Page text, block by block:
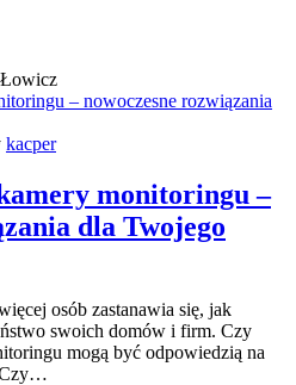
– nowoczesne rozwiązania
kacper
monitoringu –
dla Twojego
osób zastanawia się, jak
swoich domów i firm. Czy
mogą być odpowiedzią na
Czy…